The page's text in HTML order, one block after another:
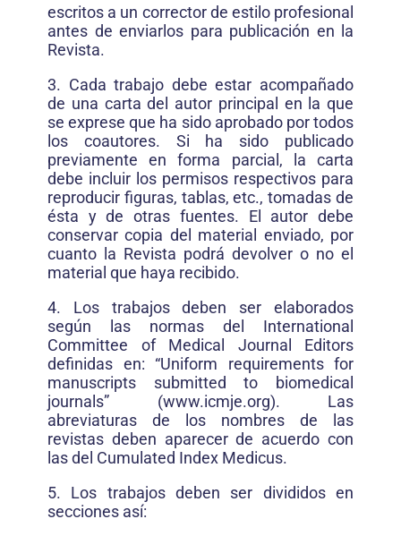
escritos a un corrector de estilo profesional
antes de enviarlos para publicación en la
Revista.
3. Cada trabajo debe estar acompañado
de una carta del autor principal en la que
se exprese que ha sido aprobado por todos
los coautores. Si ha sido publicado
previamente en forma parcial, la carta
debe incluir los permisos respectivos para
reproducir figuras, tablas, etc., tomadas de
ésta y de otras fuentes. El autor debe
conservar copia del material enviado, por
cuanto la Revista podrá devolver o no el
material que haya recibido.
4. Los trabajos deben ser elaborados
según las normas del International
Committee of Medical Journal Editors
definidas en: “Uniform requirements for
manuscripts submitted to biomedical
journals” (www.icmje.org). Las
abreviaturas de los nombres de las
revistas deben aparecer de acuerdo con
las del Cumulated Index Medicus.
5. Los trabajos deben ser divididos en
secciones así: